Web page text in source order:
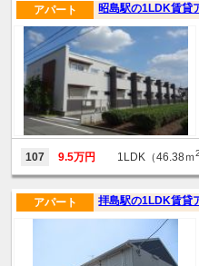
昭島駅の1LDK賃貸
アパート
107 9.5万円 1LDK（46.38ｍ2
拝島駅の1LDK賃貸
アパート